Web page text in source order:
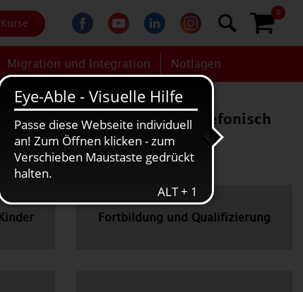
Kurse
0
Migration und Integration Notlagen
Kontaktformular bzw. telefonisch
Fortbildung und Qualifizierung